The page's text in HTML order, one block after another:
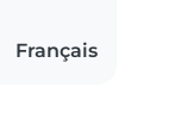
Français